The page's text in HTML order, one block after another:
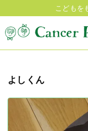
こどもを
よしくん